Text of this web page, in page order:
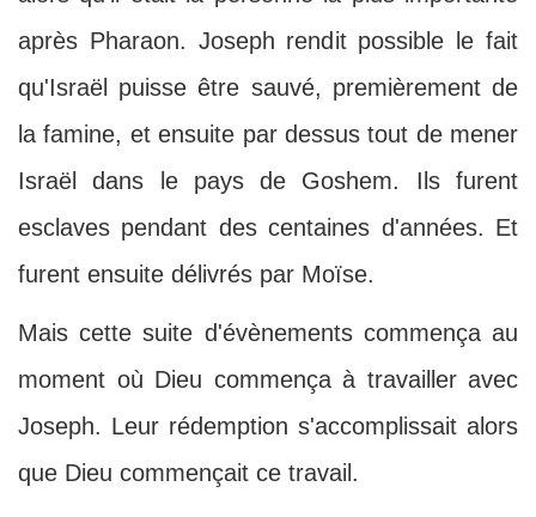
après Pharaon. Joseph rendit possible le fait
qu'Israël puisse être sauvé, premièrement de
la famine, et ensuite par dessus tout de mener
Israël dans le pays de Goshem. Ils furent
esclaves pendant des centaines d'années. Et
furent ensuite délivrés par Moïse.
Mais cette suite d'évènements commença au
moment où Dieu commença à travailler avec
Joseph. Leur rédemption s'accomplissait alors
que Dieu commençait ce travail.